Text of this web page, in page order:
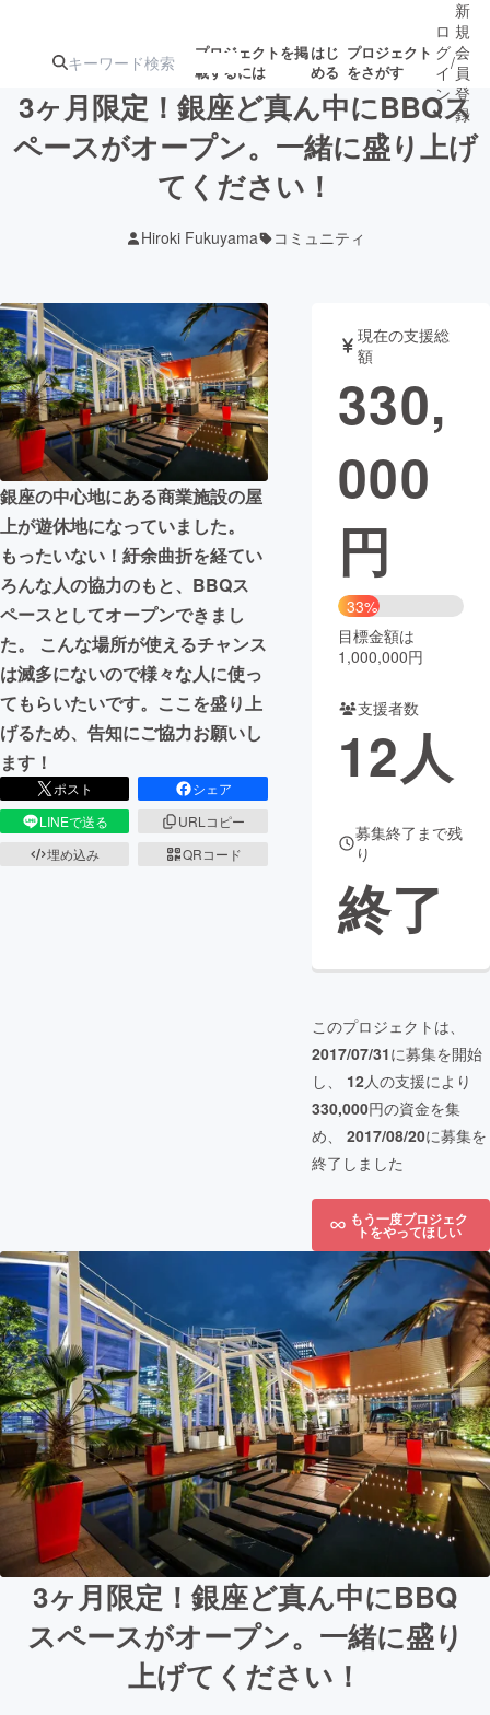
プロジェクトを掲
載するには
はじ
める
プロジェクト
をさがす
注目の新着プロ
ジェクト
募集終了が近いプ
テクノロジー・ガジェット
映像・映画 書籍・雑誌
ビジネス・起業 チャレンジ
まちづくり・地域活性化
CAMPFIRE for Social Good
CAMPFIRE Creation
CAMPFIREふるさと納税
コミュニティ
ロ
グ
イ
ン
/
新
規
会
員
登
録
3ヶ月限定！銀座ど真ん中にBBQス
ペースがオープン。一緒に盛り上げ
てください！
Hiroki Fukuyama コミュニティ
銀座の中心地にある商業施設の屋
上が遊休地になっていました。
もったいない！紆余曲折を経てい
ろんな人の協力のもと、BBQス
ペースとしてオープンできまし
た。 こんな場所が使えるチャンス
は滅多にないので様々な人に使っ
てもらいたいです。ここを盛り上
げるため、告知にご協力お願いし
ます！
ポスト
シェア
LINEで送る
URLコピー
埋め込み
QRコード
現在の支援総
額
330,
000
円
33%
目標金額は
1,000,000円
支援者数
12人
募集終了まで残
り
終了
このプロジェクトは、
2017/07/31に募集を開始
し、 12人の支援により
330,000円の資金を集
め、 2017/08/20に募集を
終了しました
もう一度プロジェク
トをやってほしい
3ヶ月限定！銀座ど真ん中にBBQ
スペースがオープン。一緒に盛り
上げてください！